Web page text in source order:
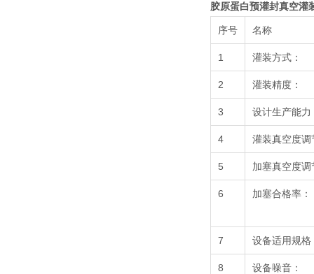
胶原蛋白预灌封真空灌
序号 名称
1 灌装方式：
2 灌装精度：
3 设计生产能力
4 灌装真空度调
5 加塞真空度调
6 加塞合格率：
7 设备适用规格
8 设备噪音：